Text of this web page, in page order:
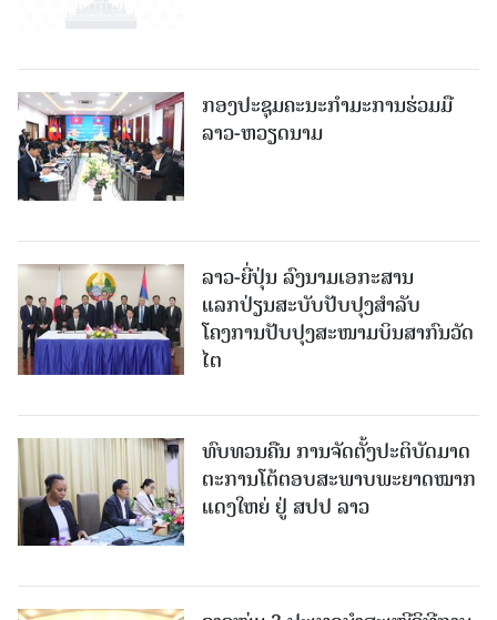
ກອງປະຊຸມຄະນະກຳມະການຮ່ວມມື
ລາວ-ຫວຽດນາມ
ລາວ-ຍີ່ປຸ່ນ ລົງນາມເອກະສານ
ແລກປ່ຽນສະບັບປັບປຸງສໍາລັບ
ໂຄງການປັບປຸງສະໜາມບິນສາກົນວັດ
ໄຕ
ທົບທວນຄືນ ການຈັດຕັ້ງປະຕິບັດມາດ
ຕະການໂຕ້ຕອບສະພາບພະຍາດໝາກ
ແດງໃຫຍ່ ຢູ່ ສປປ ລາວ